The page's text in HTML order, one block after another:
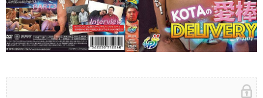
当前隐藏内容需要支付200熊币 已有89人支付 登录
立刻注册 0 收藏